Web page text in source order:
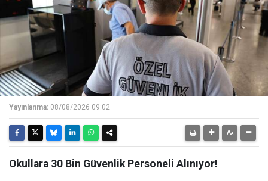
Yayınlanma: 08/08/2026 09:02
Okullara 30 Bin Güvenlik Personeli Alınıyor!